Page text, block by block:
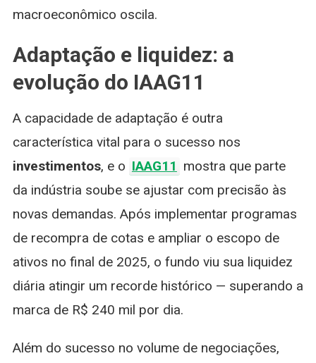
macroeconômico oscila.
Adaptação e liquidez: a
evolução do IAAG11
A capacidade de adaptação é outra
característica vital para o sucesso nos
investimentos, e o IAAG11 mostra que parte
da indústria soube se ajustar com precisão às
novas demandas. Após implementar programas
de recompra de cotas e ampliar o escopo de
ativos no final de 2025, o fundo viu sua liquidez
diária atingir um recorde histórico — superando a
marca de R$ 240 mil por dia.
Além do sucesso no volume de negociações,